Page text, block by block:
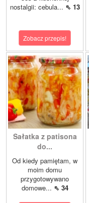
nostalgii: cebula... ⇖ 13
Zobacz przepis!
Sałatka z patisona
do...
Od kiedy pamiętam, w
moim domu
przygotowywano
domowe... ⇖ 34